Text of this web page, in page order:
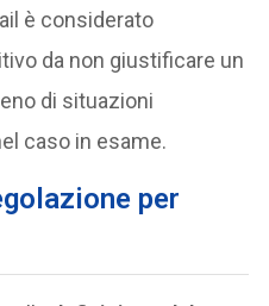
è considerato
da non giustificare un
di situazioni
caso in esame.
per